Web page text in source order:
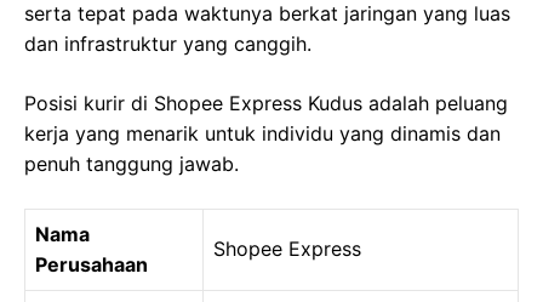
serta tepat pada waktunya berkat jaringan yang luas
dan infrastruktur yang canggih.
Posisi kurir di Shopee Express Kudus adalah peluang
kerja yang menarik untuk individu yang dinamis dan
penuh tanggung jawab.
Nama
Perusahaan
Shopee Express